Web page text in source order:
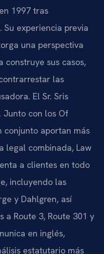
1997 tras
Su experiencia previa
una perspectiva
construye sus casos,
las
El Sr. Sris
Junto con los Of
conjunto aportan más
legal combinada, Law
a clientes en todo
incluyendo las
y Dahlgren, así
a Route 3, Route 301 y
en inglés,
estatutario más